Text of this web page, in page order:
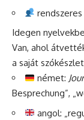
Idegen
Van, ahol
a saját
német:
Besprechung”,
angol: